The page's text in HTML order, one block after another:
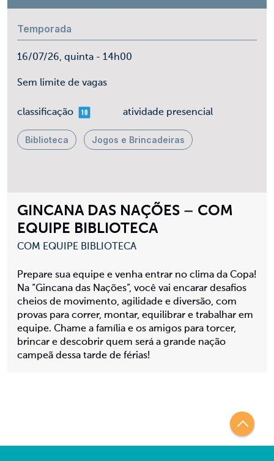
GINCANA DAS NAÇÕES – COM
EQUIPE BIBLIOTECA
COM EQUIPE BIBLIOTECA
Prepare sua equipe e venha entrar no clima da Copa!
Na “Gincana das Nações”, você vai encarar desafios
cheios de movimento, agilidade e diversão, com
provas para correr, montar, equilibrar e trabalhar em
equipe. Chame a família e os amigos para torcer,
brincar e descobrir quem será a grande nação
campeã dessa tarde de férias!
Temporada
16/07/26, quinta - 14h00
Sem limite de vagas
classificaçãomais 10 atividade presencial
Biblioteca Jogos e Brincadeiras